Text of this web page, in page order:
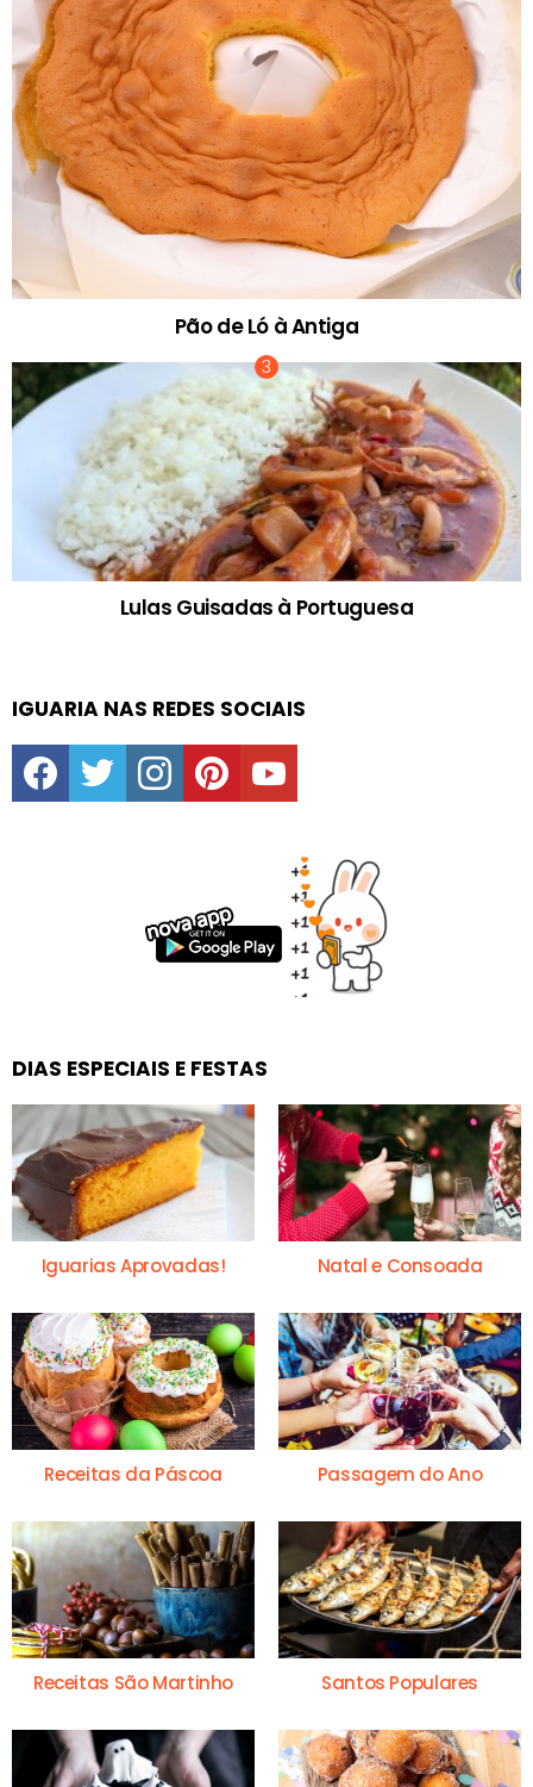
Pão de Ló à Antiga
Lulas Guisadas à Portuguesa
IGUARIA NAS REDES SOCIAIS
facebooktwitter instagrampinterestyoutube
DIAS ESPECIAIS E FESTAS
Iguarias Aprovadas! Natal e Consoada
Receitas da Páscoa Passagem do Ano
Receitas São Martinho Santos Populares